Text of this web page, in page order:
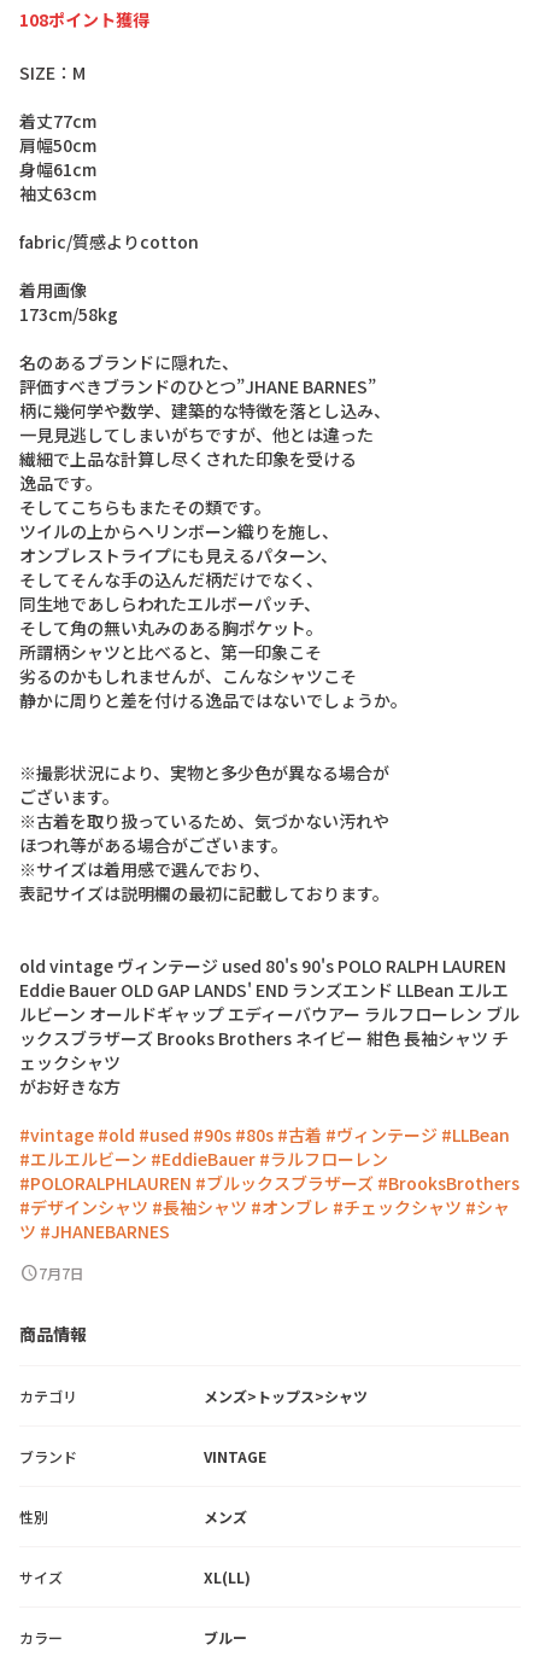
108ポイント獲得
SIZE ： M
着丈77cm
肩幅50cm
身幅61cm
袖丈63cm
fabric/質感よ りcotton
着用画像
173cm/58kg
名のあるブラ ン ドに隠れた、
評価すべきブラ ン ドのひとつ”JHANE BARNES”
柄に幾何学や数学、 建築的な特徴を落と し込み、
一見見逃 して しまいがちですが、 他とは違った
繊細で上品な計算し尽く された印象を受ける
逸品です。
そ してこち らも またその類です。
ツイルの上からヘリ ンボーン織りを施し、
オンブレス トライプにも見えるパターン、
そ してそんな手の込んだ柄だけでなく 、
同生地であ しらわれたエルボーパッチ、
そ して角の無い丸みのある胸ポケッ ト。
所謂柄シャツと比べる と、 第一印象こそ
劣るのかも しれませんが、 こんなシャツこそ
静かに周り と差を付ける逸品ではないで し ょ うか。
※撮影状況によ り、 実物と多少色が異なる場合が
ございます。
※古着を取り扱っているため、 気づかない汚れや
ほつれ等がある場合がございます。
※サイズは着用感で選んでおり、
表記サイズは説明欄の最初に記載 しており ます。
old vintage ヴィ ンテージ used 80's 90's POLO RALPH LAUREN
Eddie Bauer OLD GAP LANDS' END ラ ンズエン ド LLBean エルエ
ルビーン オール ドギャ ップ エディ ーバウアー ラルフ ロー レン ブル
ックスブラザーズ Brooks Brothers ネイ ビー 紺色長袖シャツ チ
ェ ックシャツ
がお好きな方
#vintage #old #used #90s #80s #古着 #ヴィンテージ #LLBean
#エルエルビーン #EddieBauer #ラルフローレン
#POLORALPHLAUREN #ブルックスブラザーズ #BrooksBrothers
#デザインシャツ #長袖シャツ #オンブレ #チェックシャツ #シャ
ツ #JHANEBARNES
schedule7月7日
商品情報
カテゴリ メンズ>トップス>シャツ
ブランド VINTAGE
性別 メンズ
サイズ XL(LL)
カラー ブルー